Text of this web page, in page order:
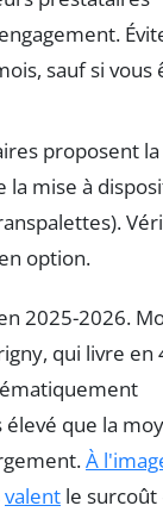
sauf si vous
proposent
mise à
option.
2025-2026.
qui livre en
que la
À
valent le surcoût